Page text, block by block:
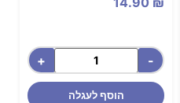
-
+
הוסף לעגלה